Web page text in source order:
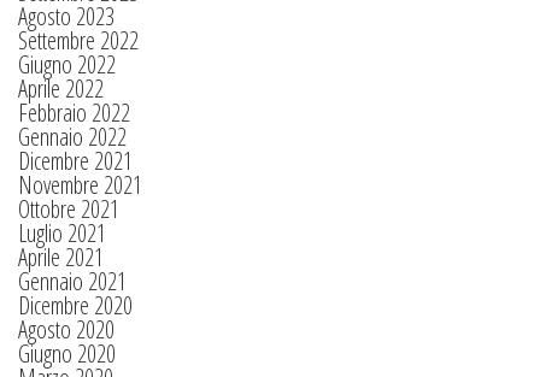
Agosto 2023
Settembre 2022
Giugno 2022
Aprile 2022
Febbraio 2022
Gennaio 2022
Dicembre 2021
Novembre 2021
Ottobre 2021
Luglio 2021
Aprile 2021
Gennaio 2021
Dicembre 2020
Agosto 2020
Giugno 2020